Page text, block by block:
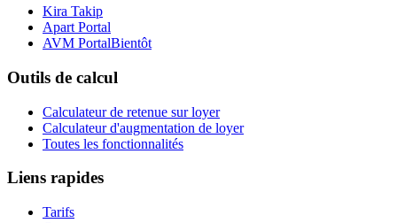
Kira Takip
Apart Portal
AVM PortalBientôt
Outils de calcul
Calculateur de retenue sur loyer
Calculateur d'augmentation de loyer
Toutes les fonctionnalités
Liens rapides
Tarifs